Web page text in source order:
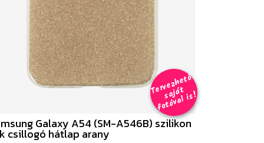
T
er
v
e
z
h
e
t
ő
s
aj
á
t
f
o
t
ó
v
al i
s
!
Galaxy A54 (SM-A546B) szilikon
csillogó hátlap arany